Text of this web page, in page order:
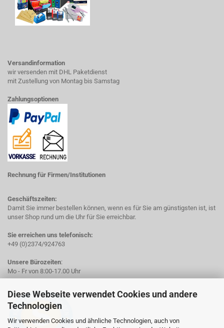
Diese Webseite verwendet Cookies und andere
Technologien
Wir verwenden Cookies und ähnliche Technologien, auch von
Versandinformation
wir versenden mit DHL Paketdienst
mit Zustellung von Montag bis Samstag
Zahlungsoptionen
Rechnung für Firmen/Institutionen
Geschäftszeiten:
Damit Sie immer bestellen können, wenn es für Sie am günstigsten ist, ist
unser Shop rund um die Uhr für Sie erreichbar.
Sie erreichen uns telefonisch:
+49 (0)2374/924763
Unsere Bürozeiten:
Mo - Fr von 8:00-17.00 Uhr